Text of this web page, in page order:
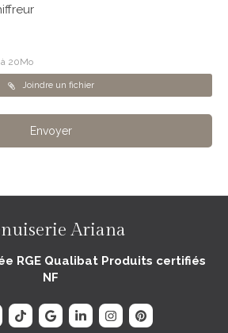
20Mo
Joindre un fichier
Envoyer
Ariana
RGE Qualibat Produits certifiés
NF